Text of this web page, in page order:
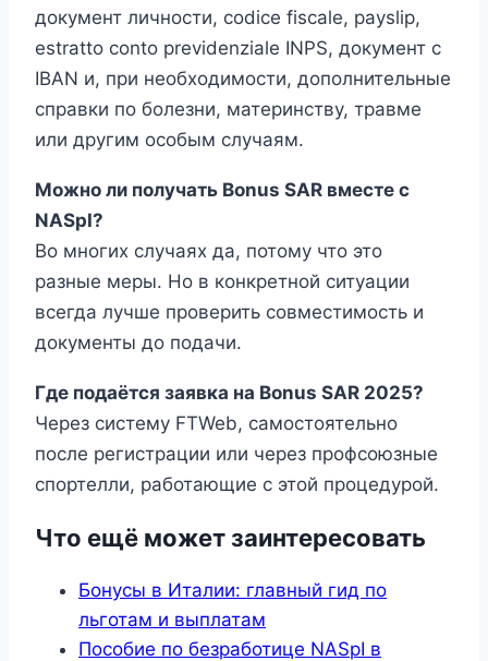
документ личности, codice fiscale, payslip,
estratto conto previdenziale INPS, документ с
IBAN и, при необходимости, дополнительные
справки по болезни, материнству, травме
или другим особым случаям.
Можно ли получать Bonus SAR вместе с
NASpI?
Во многих случаях да, потому что это
разные меры. Но в конкретной ситуации
всегда лучше проверить совместимость и
документы до подачи.
Где подаётся заявка на Bonus SAR 2025?
Через систему FTWeb, самостоятельно
после регистрации или через профсоюзные
спортелли, работающие с этой процедурой.
Что ещё может заинтересовать
Бонусы в Италии: главный гид по
льготам и выплатам
Пособие по безработице NASpI в